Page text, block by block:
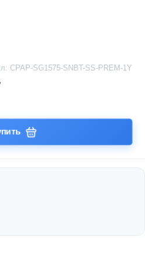
CPAP-SG1575-SNBT-SS-PREM-1Y